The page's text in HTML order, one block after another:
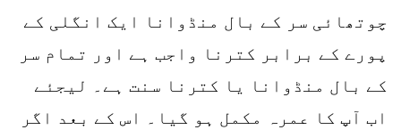
چوتھائی سر کے بال منڈوانا ایک انگلی کے
پورے کے برابر کترنا واجب ہے اور تمام سر
کے بال منڈوانا یا کترنا سنت ہے۔ لیجئے
اب آپ کا عمرہ مکمل ہو گیا۔ اس کے بعد اگر